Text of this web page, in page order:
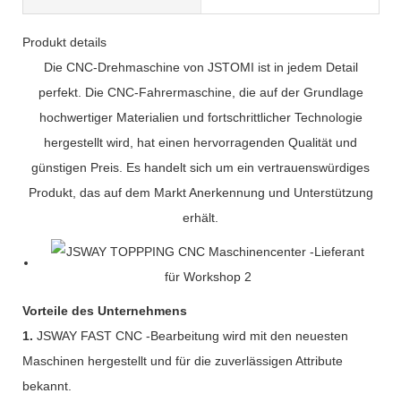
Produkt details
Die CNC-Drehmaschine von JSTOMI ist in jedem Detail
perfekt. Die CNC-Fahrermaschine, die auf der Grundlage
hochwertiger Materialien und fortschrittlicher Technologie
hergestellt wird, hat einen hervorragenden Qualität und
günstigen Preis. Es handelt sich um ein vertrauenswürdiges
Produkt, das auf dem Markt Anerkennung und Unterstützung
erhält.
Vorteile des Unternehmens
1. JSWAY FAST CNC -Bearbeitung wird mit den neuesten
Maschinen hergestellt und für die zuverlässigen Attribute
bekannt.